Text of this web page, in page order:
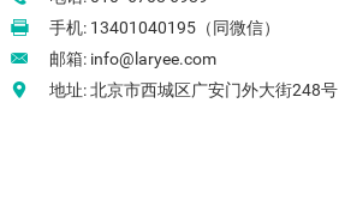
手机: 13401040195（同微信）
邮箱: info@laryee.com
地址: 北京市西城区广安门外大街248号